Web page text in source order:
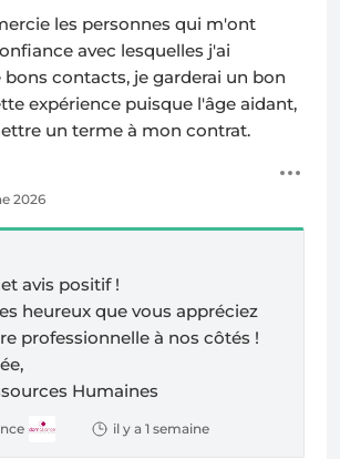
les personnes qui m'ont
avec lesquelles j'ai
contacts, je garderai un bon
expérience puisque l'âge aidant,
un terme à mon contrat.
2026
avis positif !
heureux que vous appréciez
professionnelle à nos côtés !
Humaines
il y a 1 semaine